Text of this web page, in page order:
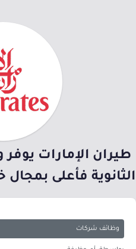
طيران الإمارات
الثانوية فأعلى
وظائف شركات